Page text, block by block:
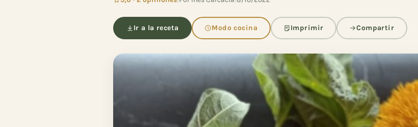
Ir a la receta Modo cocina Imprimir Compartir